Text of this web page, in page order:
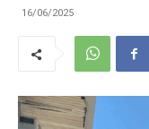
16/06/2025